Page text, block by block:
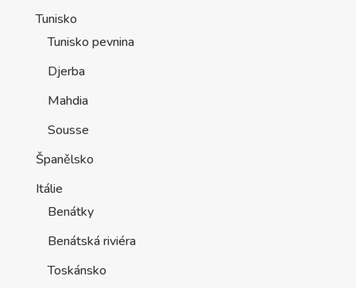
Tunisko
Tunisko pevnina
Djerba
Mahdia
Sousse
Španělsko
Itálie
Benátky
Benátská riviéra
Toskánsko